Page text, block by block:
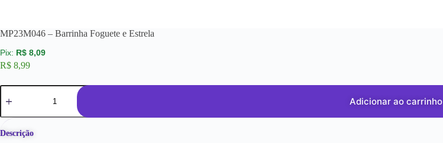
MP23M046 – Barrinha Foguete e Estrela
R$ 8,09
R$ 8,99
Adicionar ao carrinho
Descrição